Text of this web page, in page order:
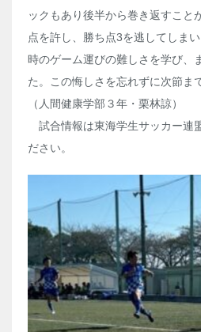
ックもあり後半から巻き返すこと
点を許し、勝ち点3を逃してしま
時のゲーム運びの難しさを学び、
た。この悔しさを忘れずに次節ま
（人間健康学部３年・栗林諒）
試合情報は東海学生サッカー連
ださい。